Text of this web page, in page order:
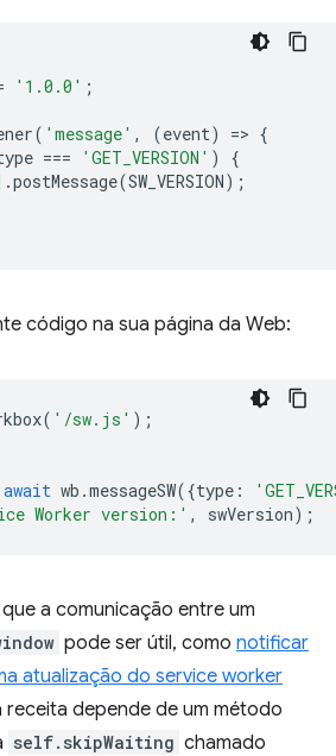
'1.0.0' ;
( 'message' , (event) => {
=== 'GET_VERSION' )
{
postMessage(SW_VERSION);
código na sua página da Web:
( '/sw.js' );
await wb .messageSW({type :
Worker version:' , swVersion);
a comunicação entre um
pode ser útil, como notificar
atualização do service worker
receita depende de um método
self.skipWaiting chamado